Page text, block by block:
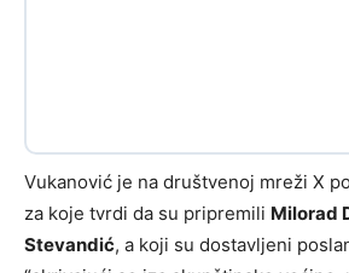
Vukanović je na društvenoj mreži X
za koje tvrdi da su pripremili Milorad
Stevandić, a koji su dostavljeni